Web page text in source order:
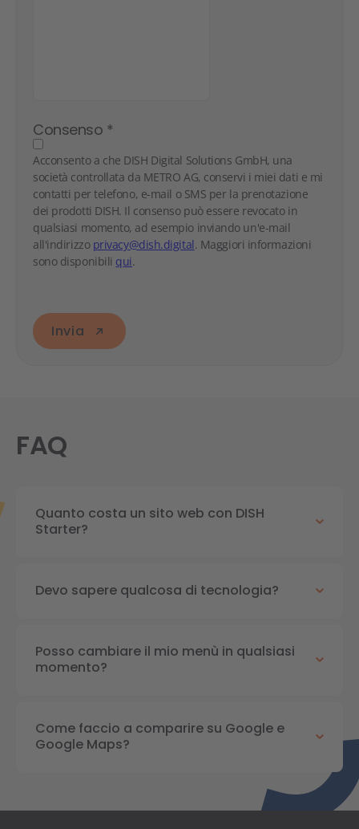
Consenso *
Acconsento a che DISH Digital Solutions GmbH, una
società controllata da METRO AG, conservi i miei dati e mi
contatti per telefono, e-mail o SMS per la prenotazione
dei prodotti DISH. Il consenso può essere revocato in
qualsiasi momento, ad esempio inviando un'e-mail
all'indirizzo privacy@dish.digital. Maggiori informazioni
sono disponibili qui.
Invia
FAQ
Quanto costa un sito web con DISH
Starter?
Devo sapere qualcosa di tecnologia?
Posso cambiare il mio menù in qualsiasi
momento?
Come faccio a comparire su Google e
Google Maps?